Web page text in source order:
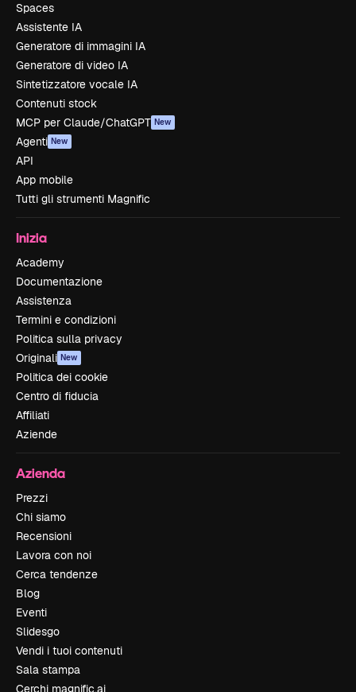
Spaces
Assistente IA
Generatore di immagini IA
Generatore di video IA
Sintetizzatore vocale IA
Contenuti stock
MCP per Claude/ChatGPT New
Agenti New
API
App mobile
Tutti gli strumenti Magnific
Inizia
Academy
Documentazione
Assistenza
Termini e condizioni
Politica sulla privacy
Originali New
Politica dei cookie
Centro di fiducia
Affiliati
Aziende
Azienda
Prezzi
Chi siamo
Recensioni
Lavora con noi
Cerca tendenze
Blog
Eventi
Slidesgo
Vendi i tuoi contenuti
Sala stampa
Cerchi magnific.ai